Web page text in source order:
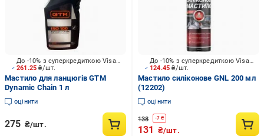
261.25₴/шт.
До -10% з суперкредиткою Visa Вигода
Мастило для ланцюгів GTM
Dynamic Chain 1 л
оцінити
275 ₴/шт.
124.45₴/шт.
До -10% з суперкредиткою Visa Вигода
Мастило силіконове GNL 200 мл
(12202)
оцінити
138 -7₴
131 ₴/шт.